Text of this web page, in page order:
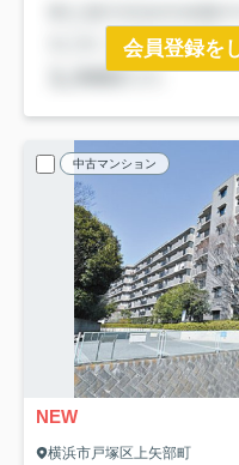
会員登録を
中古マンション
NEW
横浜市戸塚区上矢部町